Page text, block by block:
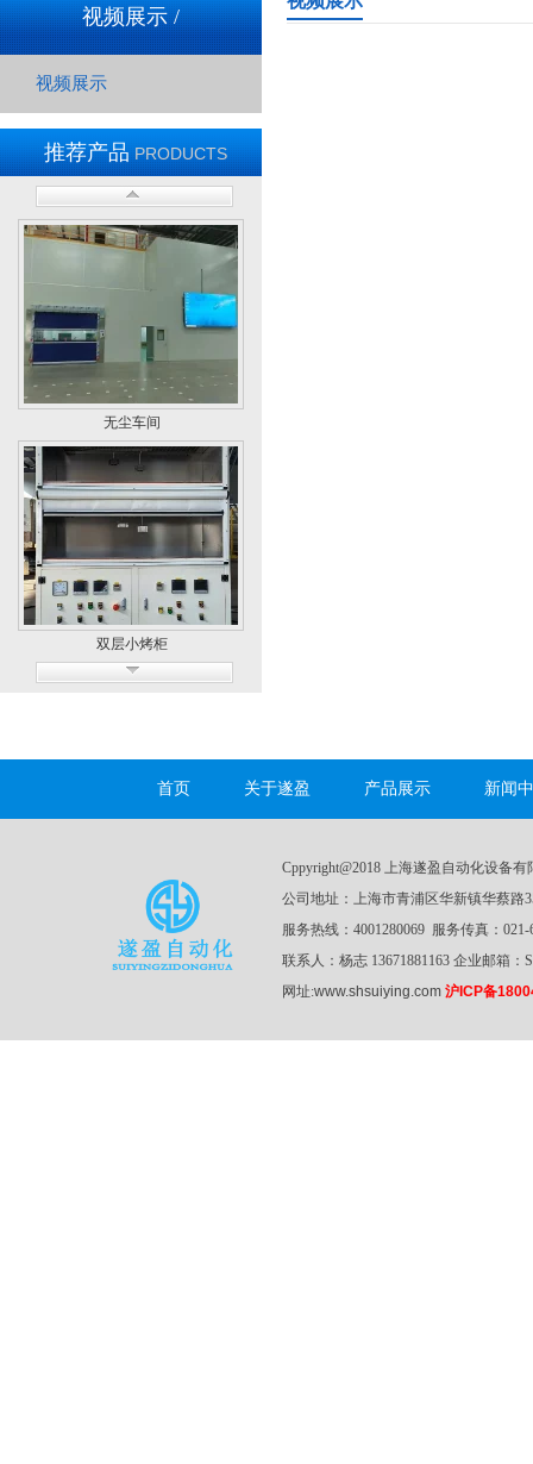
视频展示 /
视频展示
推荐产品PRODUCTS
废弃处理设施
无尘车间
双层小烤柜
首页 关于遂盈 产品展示 新闻
Cppyright@2018 上海遂盈自动化设备有
公司地址：上海市青浦区华新镇华蔡路
服务热线：4001280069 服务传真：021-
联系人：杨志 13671881163 企业邮箱：
网址:www.shsuiying.com 沪ICP备